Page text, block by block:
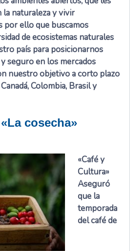
naturaleza y vivir
por ello que buscamos
de ecosistemas naturales
país para posicionarnos
seguro en los mercados
nuestro objetivo a corto plazo
Colombia, Brasil y
cosecha»
«Café y
Cultura»
Aseguró
que la
temporada
del café de